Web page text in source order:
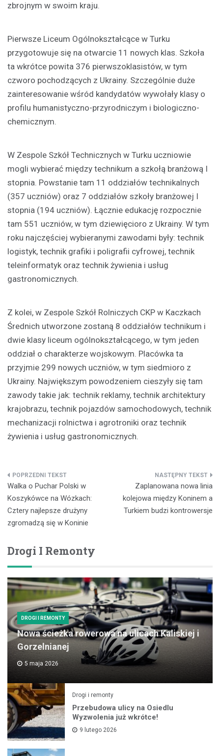
zbrojnym w swoim kraju.
Pierwsze Liceum Ogólnokształcące w Turku
przygotowuje się na otwarcie 11 nowych klas. Szkoła
ta wkrótce powita 376 pierwszoklasistów, w tym
czworo pochodzących z Ukrainy. Szczególnie duże
zainteresowanie wśród kandydatów wywołały klasy o
profilu humanistyczno-przyrodniczym i biologiczno-
chemicznym.
W Zespole Szkół Technicznych w Turku uczniowie
mogli wybierać między technikum a szkołą branżową I
stopnia. Powstanie tam 11 oddziałów technikalnych
(357 uczniów) oraz 7 oddziałów szkoły branżowej I
stopnia (194 uczniów). Łącznie edukację rozpocznie
tam 551 uczniów, w tym dziewięcioro z Ukrainy. W tym
roku najczęściej wybieranymi zawodami były: technik
logistyk, technik grafiki i poligrafii cyfrowej, technik
teleinformatyk oraz technik żywienia i usług
gastronomicznych.
Z kolei, w Zespole Szkół Rolniczych CKP w Kaczkach
Średnich utworzone zostaną 8 oddziałów technikum i
dwie klasy liceum ogólnokształcącego, w tym jeden
oddział o charakterze wojskowym. Placówka ta
przyjmie 299 nowych uczniów, w tym siedmioro z
Ukrainy. Największym powodzeniem cieszyły się tam
zawody takie jak: technik reklamy, technik architektury
krajobrazu, technik pojazdów samochodowych, technik
mechanizacji rolnictwa i agrotroniki oraz technik
żywienia i usług gastronomicznych.
Nawigacja
wpisu
Walka o Puchar Polski w
Koszykówce na Wózkach:
Cztery najlepsze drużyny
zgromadzą się w Koninie
Zaplanowana nowa linia
kolejowa między Koninem a
Turkiem budzi kontrowersje
Drogi I Remonty
DROGI I REMONTY
Nowa ścieżka rowerowa na ulicach Kaliskiej i
Gorzelnianej
5 maja 2026
Drogi i remonty
Przebudowa ulicy na Osiedlu
Wyzwolenia już wkrótce!
9 lutego 2026